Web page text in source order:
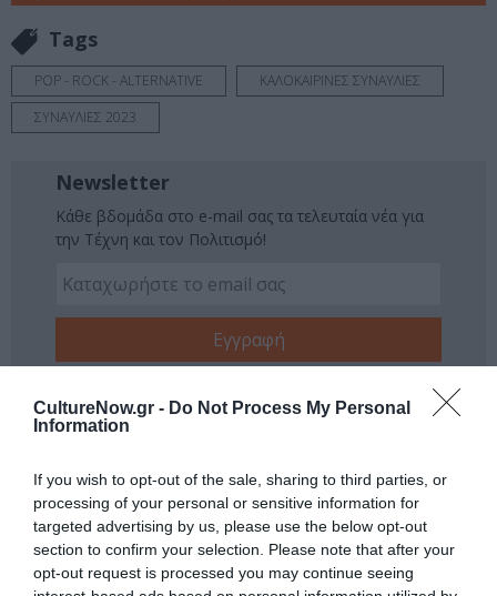
CultureNow.gr - Do Not Process My Personal
Information
If you wish to opt-out of the sale, sharing to third parties, or
processing of your personal or sensitive information for
targeted advertising by us, please use the below opt-out
section to confirm your selection. Please note that after your
opt-out request is processed you may continue seeing
Tags
POP - ROCK - ALTERNATIVE
ΚΑΛΟΚΑΙΡΙΝΕΣ ΣΥΝΑΥΛΙΕΣ
ΣΥΝΑΥΛΙΕΣ 2023
Newsletter
Κάθε βδομάδα στο e-mail σας τα τελευταία νέα για
την Τέχνη και τον Πολιτισμό!
Σχετικά Άρθρα